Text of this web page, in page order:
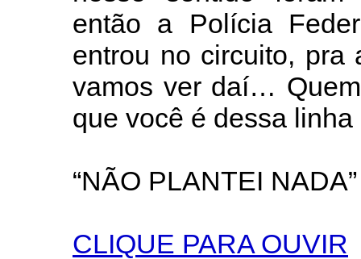
então a Polícia
entrou no circuito, pra
vamos ver daí…
que você é dessa
“NÃO PLANTEI NADA”
CLIQUE PARA OUVIR